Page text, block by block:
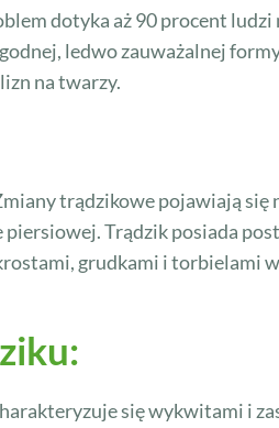
dotyka aż 90 procent
ledwo zauważalnej
na twarzy.
trądzikowe pojawiają się
Trądzik posiada
grudkami i torbielami
się wykwitami i